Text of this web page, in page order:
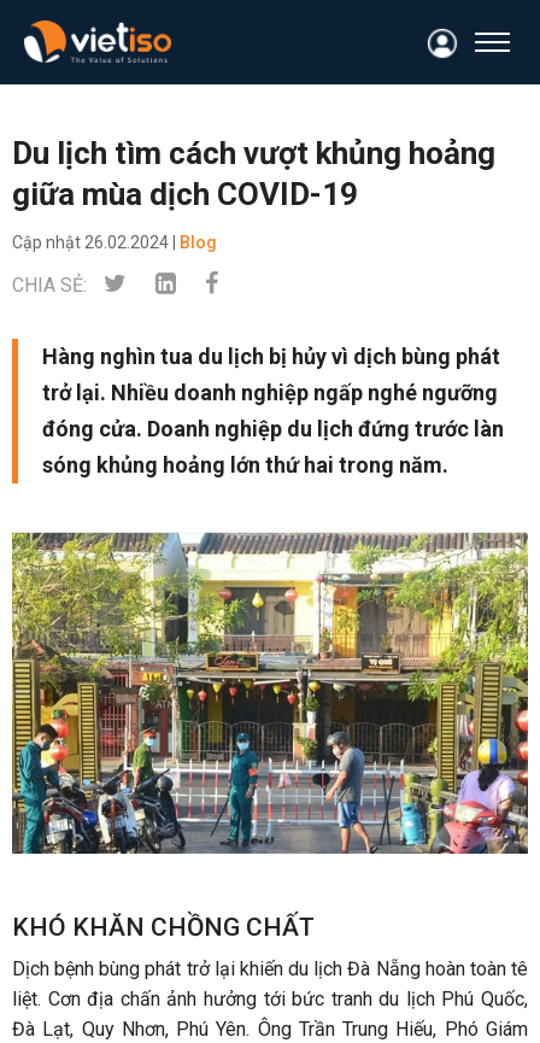
Du lịch tìm cách vượt khủng hoảng
giữa mùa dịch COVID-19
Cập nhật 26.02.2024 | Blog
CHIA SẺ:
Hàng nghìn tua du lịch bị hủy vì dịch bùng phát
trở lại. Nhiều doanh nghiệp ngấp nghé ngưỡng
đóng cửa. Doanh nghiệp du lịch đứng trước làn
sóng khủng hoảng lớn thứ hai trong năm.
KHÓ KHĂN CHỒNG CHẤT
Dịch bệnh bùng phát trở lại khiến du lịch Đà Nẵng hoàn toàn tê
liệt. Cơn địa chấn ảnh hưởng tới bức tranh du lịch Phú Quốc,
Đà Lạt, Quy Nhơn, Phú Yên. Ông Trần Trung Hiếu, Phó Giám